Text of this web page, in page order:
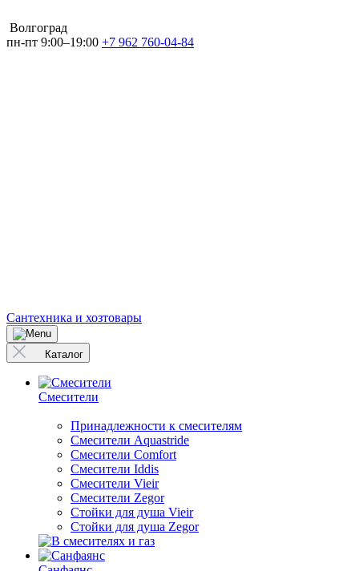
Волгоград
пн-пт 9:00–19:00 +7 962 760-04-84
Сантехника и хозтовары
Каталог
Смесители
Принадлежности к смесителям
Смесители Aquastride
Смесители Comfort
Смесители Iddis
Смесители Vieir
Смесители Zegor
Стойки для душа Vieir
Стойки для душа Zegor